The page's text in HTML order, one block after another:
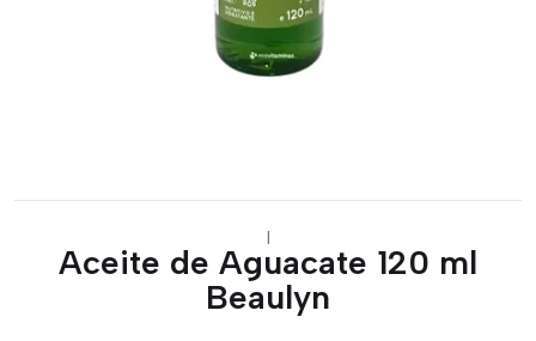
|
Aceite de Aguacate 120 ml
Beaulyn